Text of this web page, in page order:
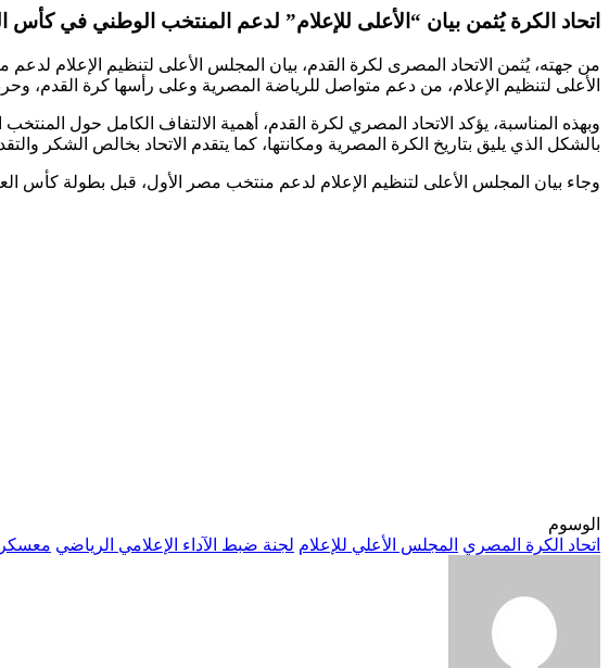
اتحاد الكرة يُثمن بيان “الأعلى للإعلام” لدعم المنتخب الوطني في كأس
الأعلى لتنظيم الإعلام، من دعم متواصل للرياضة المصرية وعلى رأسها كرة القدم،
بالشكل الذي يليق بتاريخ الكرة المصرية ومكانتها، كما يتقدم الاتحاد بخالص الشكر
وجاء بيان المجلس الأعلى لتنظيم الإعلام لدعم منتخب مصر الأول، قبل بطولة كأس العالم 2026،
الوسوم
اتحاد الكرة المصري المجلس الأعلي للإعلام لجنة ضبط الآداء الإعلامي الرياضي